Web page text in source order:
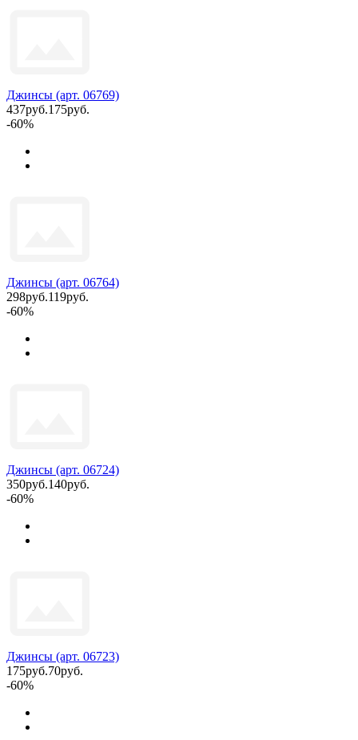
Джинсы (арт. 06769)
437руб.175руб.
-60%
Джинсы (арт. 06764)
298руб.119руб.
-60%
Джинсы (арт. 06724)
350руб.140руб.
-60%
Джинсы (арт. 06723)
175руб.70руб.
-60%